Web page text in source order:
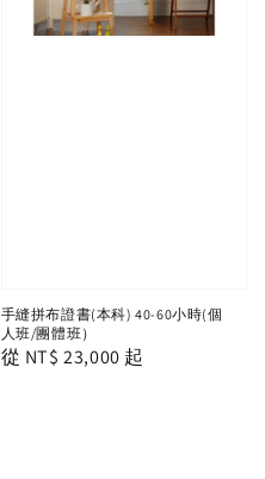
手縫拼布證書(本科) 40-60小時(個
人班/團體班）
Regular
從 NT$ 23,000 起